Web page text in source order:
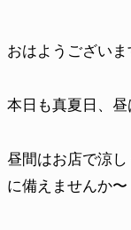
おはようございま
本日も真夏日、昼
昼間はお店で涼
に備えませんか〜